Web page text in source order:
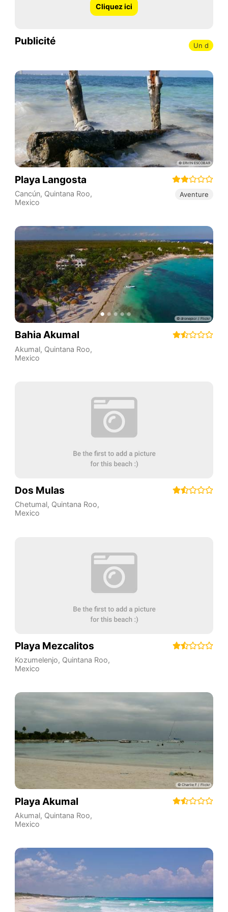
Cliquez ici
Publicité Un d
Playa Langosta
Cancún, Quintana Roo,
Mexico
Aventure
Bahia Akumal
Akumal, Quintana Roo,
Mexico
Dos Mulas
Chetumal, Quintana Roo,
Mexico
Playa Mezcalitos
Kozumelenjo, Quintana Roo,
Mexico
Playa Akumal
Akumal, Quintana Roo,
Mexico